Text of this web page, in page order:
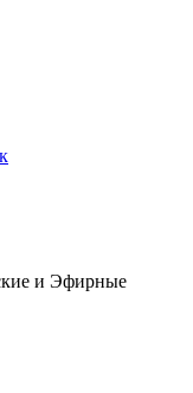
и Эфирные